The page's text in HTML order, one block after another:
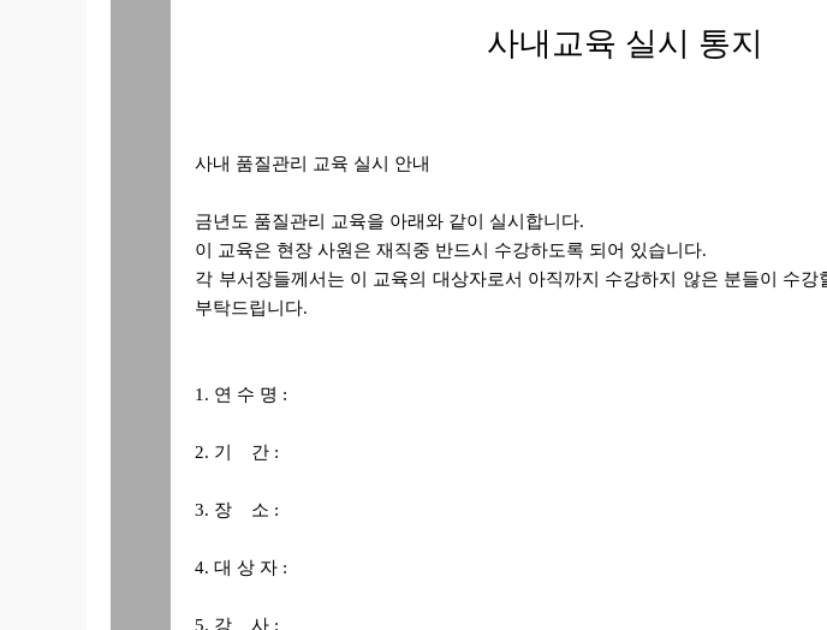
사내교육 실시 통지
사내 품질관리 교육 실시 안내
금년도 품질관리 교육을 아래와 같이 실시합니다.
이 교육은 현장 사원은 재직중 반드시 수강하도록 되어 있습니다.
각 부서장들께서는 이 교육의 대상자로서 아직까지 수강하지 않은 분들이 수강
부탁드립니다.
1. 연 수 명 :
2. 기 간 :
3. 장 소 :
4. 대 상 자 :
5. 강 사 :